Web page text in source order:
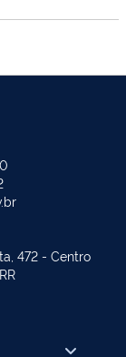
472 - Centro